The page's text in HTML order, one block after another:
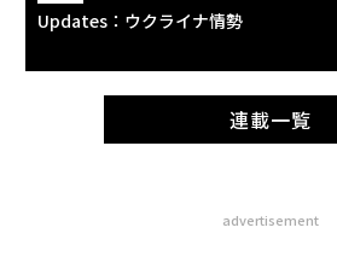
Updates：ウクライナ情勢
連載一覧
advertisement